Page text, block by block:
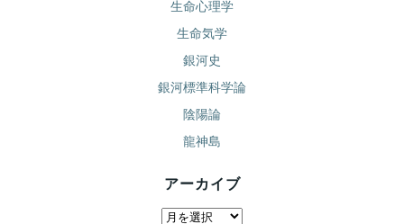
生命心理学
生命気学
銀河史
銀河標準科学論
陰陽論
龍神島
アーカイブ
ア